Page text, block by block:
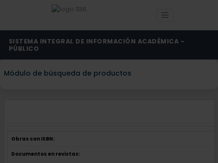
SISTEMA INTEGRAL DE INFORMACIÓN ACADÉMICA -
PÚBLICO
Módulo de búsqueda de productos
Obras con ISBN:
Documentos en revistas: